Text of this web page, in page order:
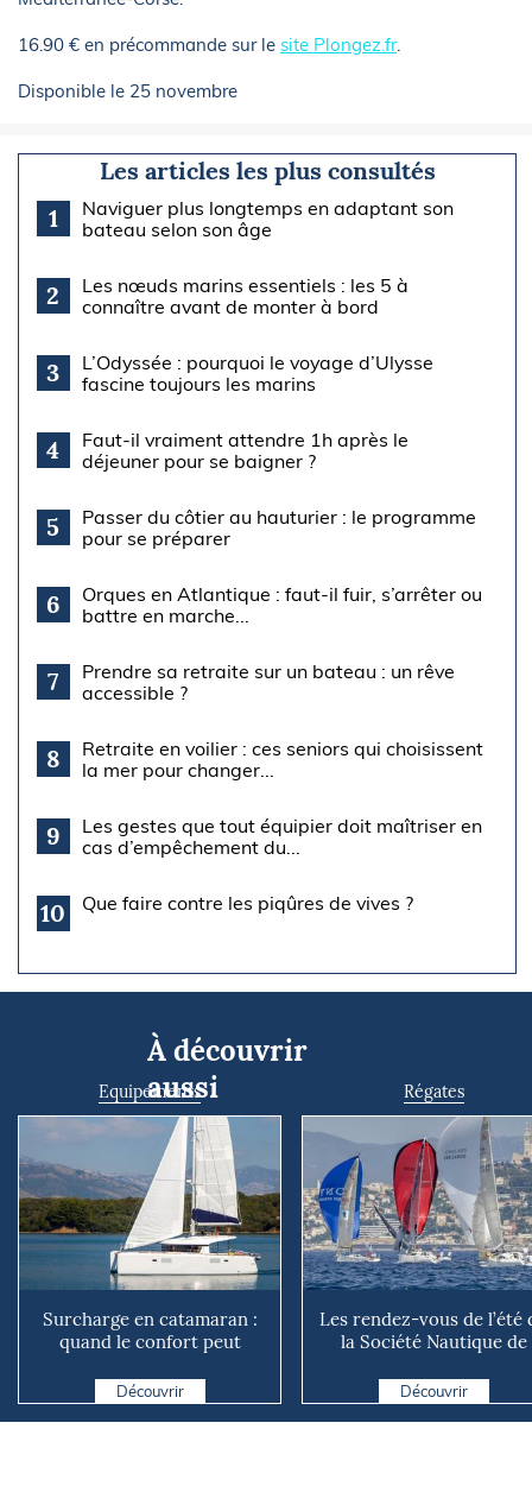
16.90 € en précommande sur le site Plongez.fr.
Disponible le 25 novembre
Les articles les plus consultés
1
Naviguer plus longtemps en adaptant son
bateau selon son âge
2
Les nœuds marins essentiels : les 5 à
connaître avant de monter à bord
3
L’Odyssée : pourquoi le voyage d’Ulysse
fascine toujours les marins
4
Faut-il vraiment attendre 1h après le
déjeuner pour se baigner ?
5
Passer du côtier au hauturier : le programme
pour se préparer
6
Orques en Atlantique : faut-il fuir, s’arrêter ou
battre en marche...
7
Prendre sa retraite sur un bateau : un rêve
accessible ?
8
Retraite en voilier : ces seniors qui choisissent
la mer pour changer...
9
Les gestes que tout équipier doit maîtriser en
cas d’empêchement du...
10 Que faire contre les piqûres de vives ?
À découvrir
aussi
Equipements
Surcharge en catamaran :
quand le confort peut
Découvrir
Régates
Les rendez-vous de l’été
la Société Nautique de
Découvrir